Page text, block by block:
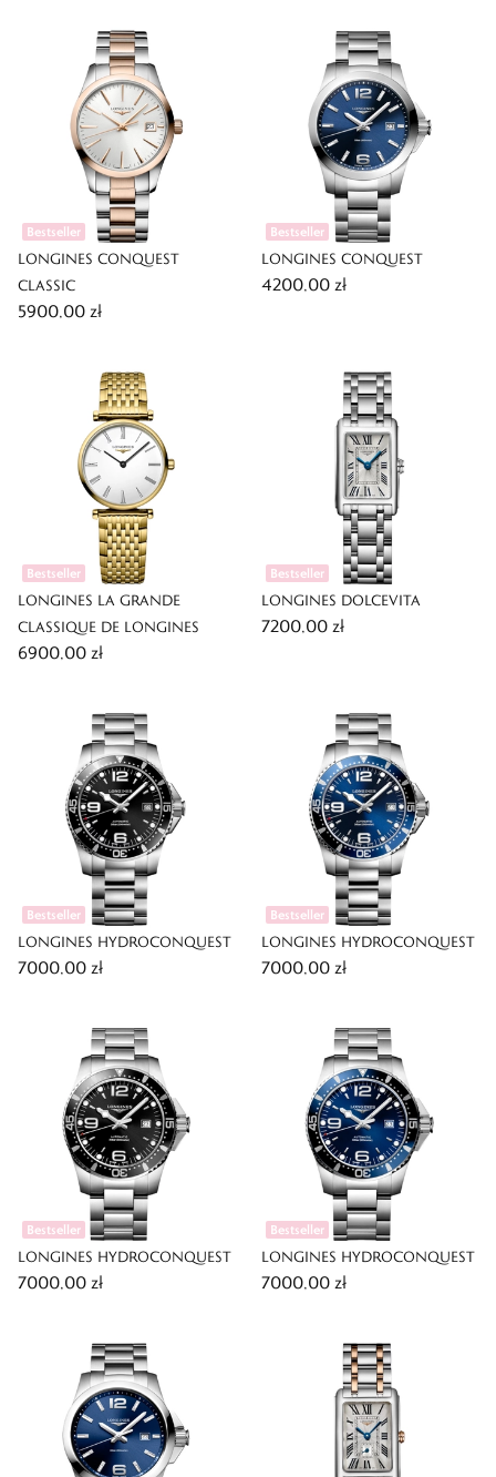
Bestseller
LONGINES CONQUEST
CLASSIC
5900,00 zł
Bestseller
LONGINES CONQUEST
4200,00 zł
Bestseller
LONGINES LA GRANDE
CLASSIQUE DE LONGINES
6900,00 zł
Bestseller
LONGINES DOLCEVITA
7200,00 zł
Bestseller
LONGINES HYDROCONQUEST
7000,00 zł
Bestseller
LONGINES HYDROCONQUEST
7000,00 zł
Bestseller
LONGINES HYDROCONQUEST
7000,00 zł
Bestseller
LONGINES HYDROCONQUEST
7000,00 zł